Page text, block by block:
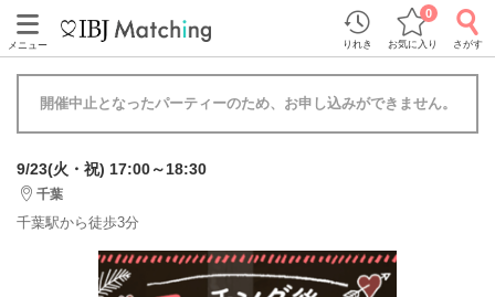
メニュー りれき お気に入り
0
さがす
開催中止となったパーティーのため、お申し込みができません。
9/23(火・祝) 17:00～18:30
千葉
千葉駅から徒歩3分